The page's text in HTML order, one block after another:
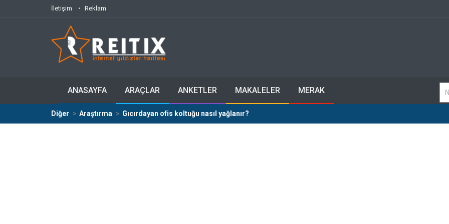
İletişim Reklam
ANASAYFA ARAÇLAR ANKETLER MAKALELER MERAK
Diğer Araştırma Gıcırdayan ofis koltuğu nasıl yağlanır?